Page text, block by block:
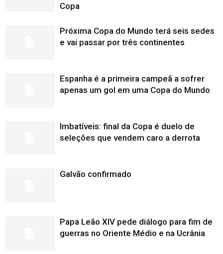
Copa
Próxima Copa do Mundo terá seis sedes
e vai passar por três continentes
Espanha é a primeira campeã a sofrer
apenas um gol em uma Copa do Mundo
Imbatíveis: final da Copa é duelo de
seleções que vendem caro a derrota
Galvão confirmado
Papa Leão XIV pede diálogo para fim de
guerras no Oriente Médio e na Ucrânia